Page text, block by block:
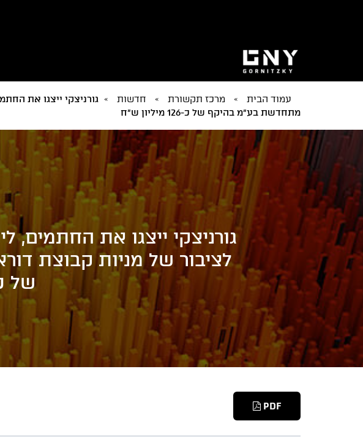
עמוד הבית » מרכז תקשורת » חדשות »
מתחדשת בע"מ בהיקף של כ-126 מיליון ש"ח
לציבור של מניות קבוצת
של כ-126
PDF